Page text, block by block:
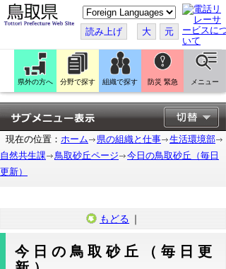
こ
の
ペ
ー
ジ
翻
訳
す
る
読み上げ 大 元
県外の方へ 分野で探す 組織で探す 防災 緊急 メニュー
現在の位置： ホーム 県の組織と仕事
生活環境部
自然共生課
鳥取砂丘ページ
今日の鳥取砂丘（毎日
更新）
もどる ｜
今日の鳥取砂丘（毎日更